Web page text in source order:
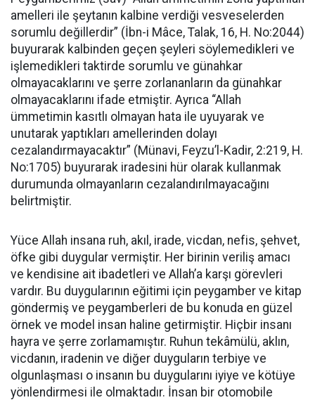
amelleri ile şeytanın kalbine verdiği vesveselerden
sorumlu değillerdir” (İbn-i Mâce, Talak, 16, H. No:2044)
buyurarak kalbinden geçen şeyleri söylemedikleri ve
işlemedikleri taktirde sorumlu ve günahkar
olmayacaklarını ve şerre zorlananların da günahkar
olmayacaklarını ifade etmiştir. Ayrıca “Allah
ümmetimin kasıtlı olmayan hata ile uyuyarak ve
unutarak yaptıkları amellerinden dolayı
cezalandırmayacaktır” (Münavi, Feyzu’l-Kadir, 2:219, H.
No:1705) buyurarak iradesini hür olarak kullanmak
durumunda olmayanların cezalandırılmayacağını
belirtmiştir.
Yüce Allah insana ruh, akıl, irade, vicdan, nefis, şehvet,
öfke gibi duygular vermiştir. Her birinin veriliş amacı
ve kendisine ait ibadetleri ve Allah’a karşı görevleri
vardır. Bu duygularının eğitimi için peygamber ve kitap
göndermiş ve peygamberleri de bu konuda en güzel
örnek ve model insan haline getirmiştir. Hiçbir insanı
hayra ve şerre zorlamamıştır. Ruhun tekâmülü, aklın,
vicdanın, iradenin ve diğer duyguların terbiye ve
olgunlaşması o insanın bu duygularını iyiye ve kötüye
yönlendirmesi ile olmaktadır. İnsan bir otomobile